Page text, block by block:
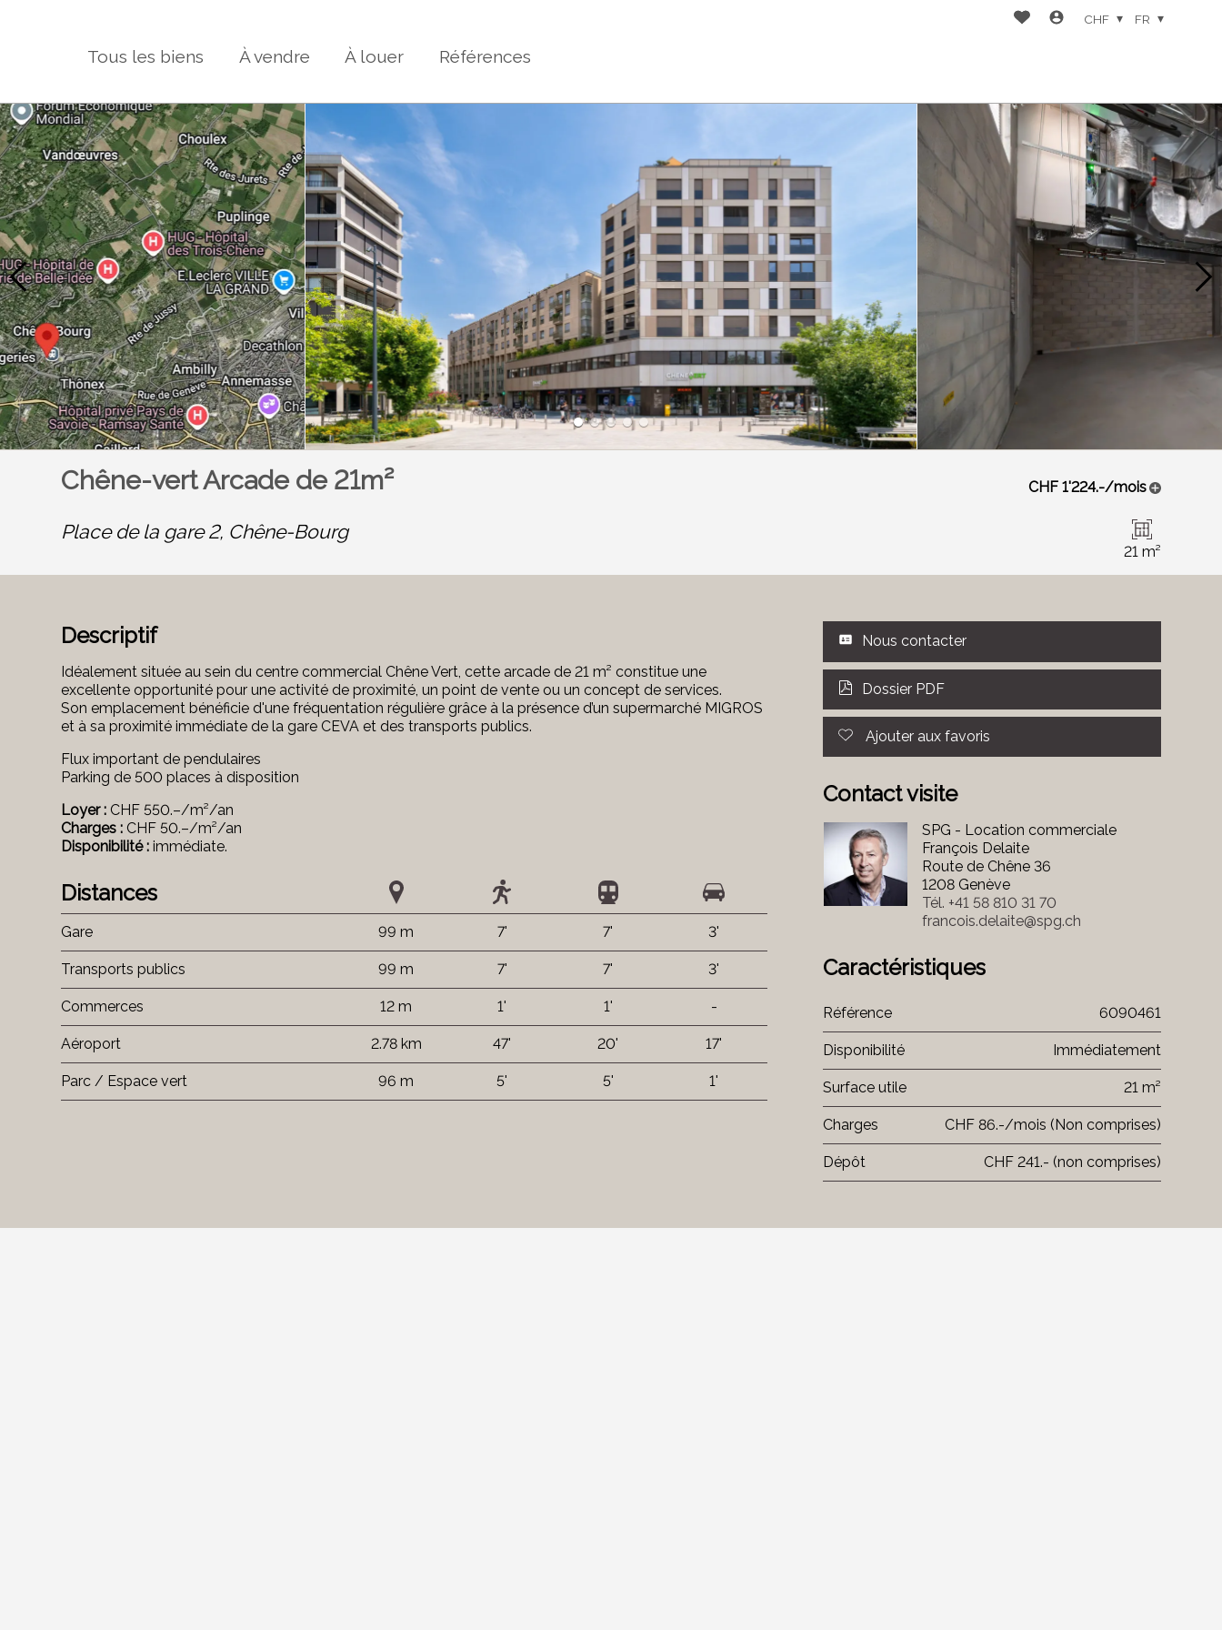
Tous les biens À vendre À louer Références
CHF FR
Chêne-vert Arcade de 21m² CHF 1'224.-/mois
Place de la gare 2, Chêne-Bourg
21 m²
Descriptif
Idéalement située au sein du centre commercial Chêne Vert, cette arcade de 21 m² constitue une
excellente opportunité pour une activité de proximité, un point de vente ou un concept de services.
Son emplacement bénéficie d'une fréquentation régulièregrâce à la présence d’un supermarché MIGROS
et à sa proximité immédiate de la gare CEVA et des transports publics.
Flux important de pendulaires
Parking de 500 places à disposition
Loyer : CHF 550.–/m²/an
Charges : CHF 50.–/m²/an
Disponibilité : immédiate.
Distances
Gare 99 m 7' 7' 3'
Transports publics 99 m 7' 7' 3'
Commerces 12 m 1' 1' -
Aéroport 2.78 km 47' 20' 17'
Parc / Espace vert 96 m 5' 5' 1'
Nous contacter
Dossier PDF
Ajouter aux favoris
Contact visite
SPG - Location commerciale
François Delaite
Route de Chêne 36
1208 Genève
Tél. +41 58 810 31 70
francois.delaite@spg.ch
Caractéristiques
Référence 6090461
Disponibilité Immédiatement
Surface utile 21 m²
Charges CHF 86.-/mois (Non comprises)
Dépôt CHF 241.- (non comprises)